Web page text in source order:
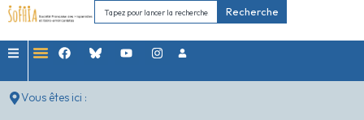
Recherche
Vous êtes ici :